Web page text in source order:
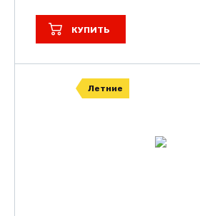
КУПИТЬ
Летние